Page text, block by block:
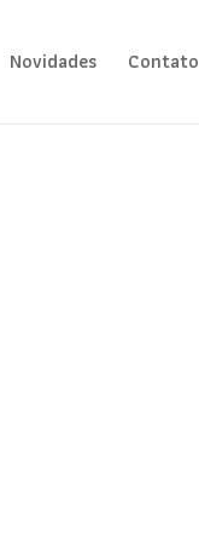
Novidades Contato